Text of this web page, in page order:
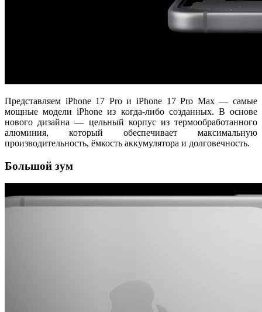
Представляем iPhone 17 Pro и iPhone 17 Pro Max — самые
мощные модели iPhone из когда-либо созданных. В основе
нового дизайна — цельный корпус из термообработанного
алюминия, который обеспечивает максимальную
производительность, ёмкость аккумулятора и долговечность.
Большой зум